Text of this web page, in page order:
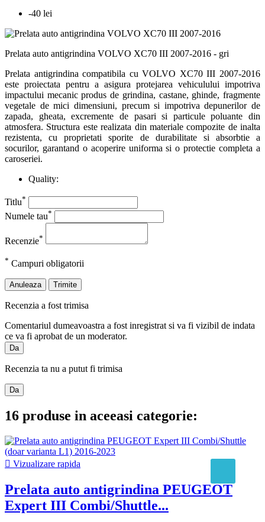
-40 lei
Prelata auto antigrindina VOLVO XC70 III 2007-2016 - gri
Prelata antigrindina compatibila cu VOLVO XC70 III 2007-2016
este proiectata pentru a asigura protejarea vehiculului impotriva
impactului mecanic produs de grindina, castane, ghinde, fragmente
vegetale de mici dimensiuni, precum si impotriva depunerilor de
zapada, gheata, excremente de pasari si particule poluante din
atmosfera. Structura este realizata din materiale compozite de inalta
rezistenta, cu proprietati sporite de durabilitate si absorbtie a
socurilor, garantand o acoperire uniforma si o protectie completa a
caroseriei.
Quality:
Titlu*
Numele tau*
Recenzie*
* Campuri obligatorii
Anuleaza Trimite
Recenzia a fost trimisa
Comentariul dumeavoastra a fost inregistrat si va fi vizibil de indata
ce va fi aprobat de un moderator.
Da
Recenzia ta nu a putut fi trimisa
Da
16 produse in aceeasi categorie:
 Vizualizare rapida
Prelata auto antigrindina PEUGEOT
Expert III Combi/Shuttle...